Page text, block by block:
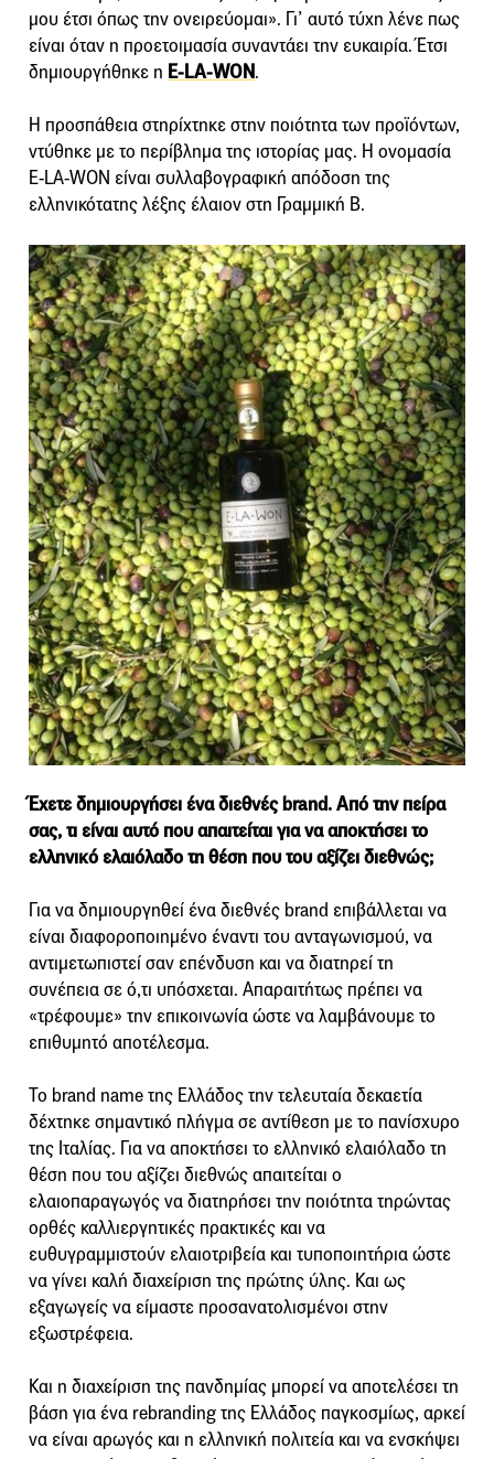
μου έτσι όπως την ονειρεύομαι». Γι’ αυτό τύχη λένε πως
είναι όταν η προετοιμασία συναντάει την ευκαιρία. Έτσι
δημιουργήθηκε η E-LA-WON.
H προσπάθεια στηρίχτηκε στην ποιότητα των προϊόντων,
ντύθηκε με το περίβλημα της ιστορίας μας. Η ονομασία
E-LA-WON είναι συλλαβογραφική απόδοση της
ελληνικότατης λέξης έλαιον στη Γραμμική Β.
Έχετε δημιουργήσει ένα διεθνές brand. Aπό την πείρα
σας, τι είναι αυτό που απαιτείται για να αποκτήσει το
ελληνικό ελαιόλαδο τη θέση που του αξίζει διεθνώς;
Για να δημιουργηθεί ένα διεθνές brand επιβάλλεται να
είναι διαφοροποιημένο έναντι του ανταγωνισμού, να
αντιμετωπιστεί σαν επένδυση και να διατηρεί τη
συνέπεια σε ό,τι υπόσχεται. Απαραιτήτως πρέπει να
«τρέφουμε» την επικοινωνία ώστε να λαμβάνουμε το
επιθυμητό αποτέλεσμα.
Το brand name της Ελλάδος την τελευταία δεκαετία
δέχτηκε σημαντικό πλήγμα σε αντίθεση με το πανίσχυρο
της Ιταλίας. Για να αποκτήσει το ελληνικό ελαιόλαδο τη
θέση που του αξίζει διεθνώς απαιτείται ο
ελαιοπαραγωγός να διατηρήσει την ποιότητα τηρώντας
ορθές καλλιεργητικές πρακτικές και να
ευθυγραμμιστούν ελαιοτριβεία και τυποποιητήρια ώστε
να γίνει καλή διαχείριση της πρώτης ύλης. Και ως
εξαγωγείς να είμαστε προσανατολισμένοι στην
εξωστρέφεια.
Και η διαχείριση της πανδημίας μπορεί να αποτελέσει τη
βάση για ένα rebranding της Ελλάδος παγκοσμίως, αρκεί
να είναι αρωγός και η ελληνική πολιτεία και να ενσκήψει